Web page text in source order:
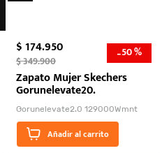
$174.950
$349.900 -50 %
Zapato Mujer Skechers
Gorunelevate20.
Gorunelevate2.0 129000Wmnt
Añadir al carrito